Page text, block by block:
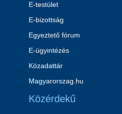
E-testület
E-bizottság
Egyeztető fórum
E-ügyintézés
Közadattár
Magyarorszag.hu
Közérdekű